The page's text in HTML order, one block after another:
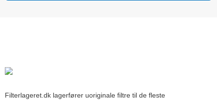
Filterlageret.dk lagerfører uoriginale filtre til de fleste